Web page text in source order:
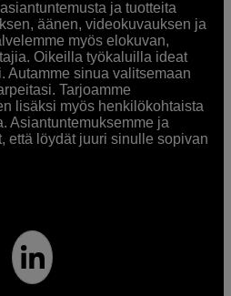
ja tuotteita
äänen, videokuvauksen ja
myös elokuvan,
Oikeilla työkaluilla ideat
Autamme sinua valitsemaan
Tarjoamme
lisäksi myös henkilökohtaista
Asiantuntemuksemme ja
että löydät juuri sinulle sopivan